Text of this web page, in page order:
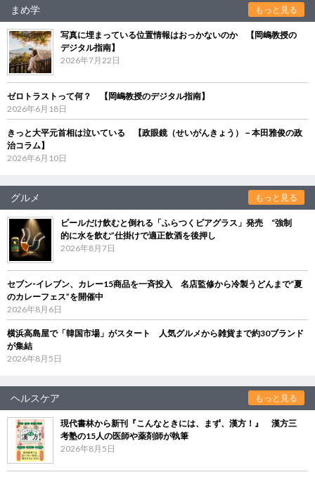
まめ学 もっと見る
写真に埋まっている位置情報はおっかないのか 【岡嶋教授の
デジタル指南】
2026年7月22日
ゼロトラストって何？ 【岡嶋教授のデジタル指南】
2026年6月18日
きっと大平元首相は泣いている 【政眼鏡（せいがんきょう）－本田雅俊の政
治コラム】
2026年6月10日
グルメ もっと見る
ビールだけ飲むと倒れる「ふらつくビアグラス」発売 “強制
的に水を飲む”仕掛けで適正飲酒を後押し
2026年8月7日
セブン‐イレブン、カレー15商品を一斉投入 名店監修から冷製うどんまで“夏
のカレーフェス”を開催中
2026年8月6日
横浜高島屋で「韓国市場」がスタート 人気グルメから雑貨まで約30ブランド
が集結
2026年8月5日
ヘルスケア もっと見る
現代書林から新刊『こんなときには、まず、漢方！』 漢方三
考塾の15人の医師や薬剤師が執筆
2026年8月5日